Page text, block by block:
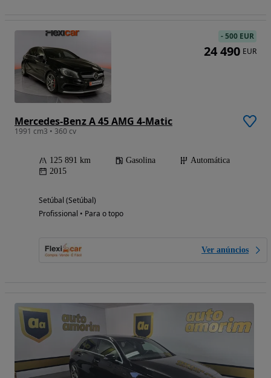
Mercedes-Benz A 45 AMG 4-Matic
1991 cm3 • 360 cv
125 891 km Gasolina
Automática
2015
Setúbal (Setúbal)
Profissional • Para o topo
Ver anúncios
-500 EUR
24 490 EUR